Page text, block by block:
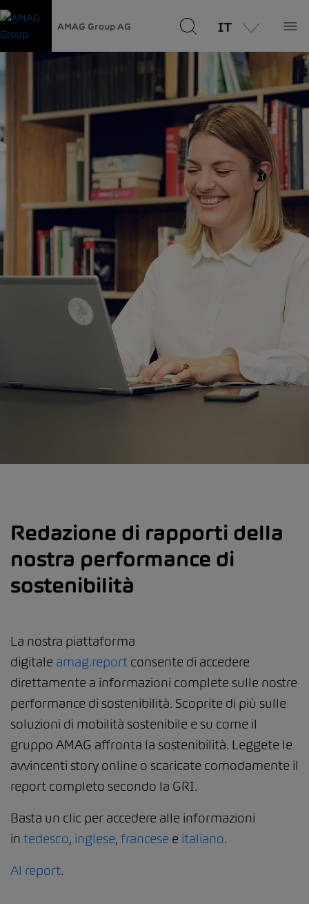
AMAG Group AG IT
Redazione di rapporti della
nostra performance di
sostenibilità
La nostra piattaforma
digitale amag.report consente di accedere
direttamente a informazioni complete sulle nostre
performance di sostenibilità. Scoprite di più sulle
soluzioni di mobilità sostenibile e su come il
gruppo AMAG affronta la sostenibilità. Leggete le
avvincenti story online o scaricate comodamente il
report completo secondo la GRI.
Basta un clic per accedere alle informazioni
in tedesco, inglese, francese e italiano.
Al report.